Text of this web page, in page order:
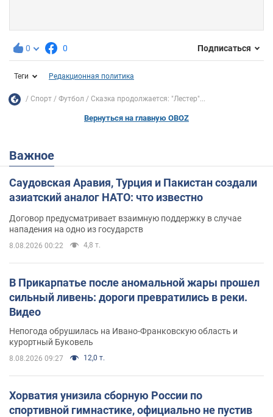
0 0 Подписаться
Теги Редакционная политика
Спорт Футбол Сказка продолжается: "Лестер"...
Вернуться на главную OBOZ
Важное
Саудовская Аравия, Турция и Пакистан создали
азиатский аналог НАТО: что известно
Договор предусматривает взаимную поддержку в случае
нападения на одно из государств
8.08.2026 00:22 4,8 т.
В Прикарпатье после аномальной жары прошел
сильный ливень: дороги превратились в реки.
Видео
Непогода обрушилась на Ивано-Франковскую область и
курортный Буковель
8.08.2026 09:27 12,0 т.
Хорватия унизила сборную России по
спортивной гимнастике, официально не пустив